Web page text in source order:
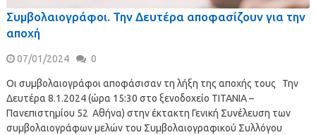
Συμβολαιογράφοι. Την Δευτέρα αποφασίζουν για την
αποχή
07/01/2024 0
Οι συμβολαιογράφοι αποφάσισαν τη λήξη της αποχής τους Την
Δευτέρα 8.1.2024 (ώρα 15:30 στο ξενοδοχείο ΤΙΤΑΝΙΑ –
Πανεπιστημίου 52 Αθήνα) στην έκτακτη Γενική Συνέλευση των
συμβολαιογράφων μελών του Συμβολαιογραφικού Συλλόγου